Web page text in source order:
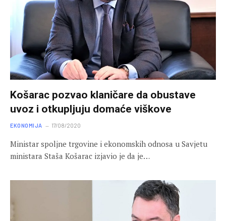
Košarac pozvao klaničare da obustave
uvoz i otkupljuju domaće viškove
EKONOMIJA 17/08/2020
Ministar spoljne trgovine i ekonomskih odnosa u Savjetu
ministara Staša Košarac izjavio je da je…